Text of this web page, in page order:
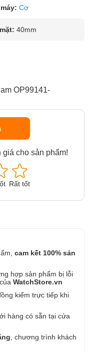
Cơ
40mm
OP99141-
cho sản phẩm!
Rất tốt
cam kết 100% sản
hợp sản phẩm bị lỗi
WatchStore.vn
kiểm trực tiếp khi
hàng có sẵn tại cửa
, chương trình khách